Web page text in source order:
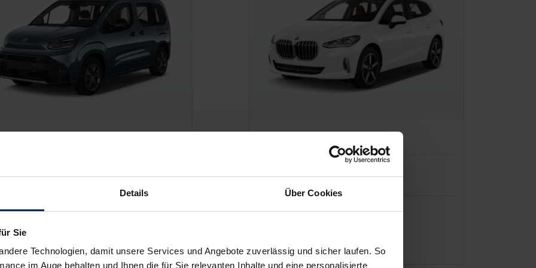
Details Über Cookies
Sie
Technologien, damit unsere Services und Angebote zuverlässig und sicher laufen. So
im Auge behalten und Ihnen die für Sie relevanten Inhalte und eine personalisierte
24.265 €
€/Monat
UVP:36.750 €
ab307€/Monat